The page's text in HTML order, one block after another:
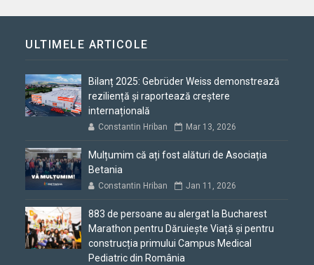
ULTIMELE ARTICOLE
Bilanț 2025: Gebrüder Weiss demonstrează
reziliență și raportează creștere
internațională
Constantin Hriban Mar 13, 2026
Mulțumim că ați fost alături de Asociația
Betania
Constantin Hriban Jan 11, 2026
883 de persoane au alergat la Bucharest
Marathon pentru Dăruiește Viață și pentru
construcția primului Campus Medical
Pediatric din România